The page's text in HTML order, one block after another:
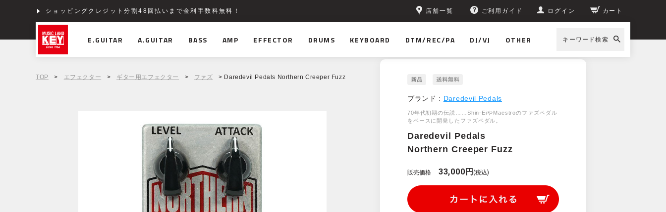
ショッピングクレジット分割48回払いまで金利手数料無料！ 店舗一覧 ご利用ガイド ログイン カート
E.GUITAR A.GUITAR BASS AMP EFFECTOR DRUMS KEYBOARD DTM/REC/PA DJ/VJ OTHER キーワード検索
TOP > エフェクター > ギター用エフェクター > ファズ > Daredevil Pedals Northern Creeper Fuzz
ブランド : Daredevil Pedals
70年代初期の伝説……Shin-EiやMaestroのファズペダル
をベースに開発したファズペダル。
Daredevil Pedals
Northern Creeper Fuzz
販売価格 33,000円(税込)